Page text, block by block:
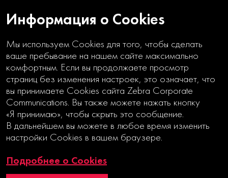
ПРЕИМУЩЕСТВА
ИНТЕГРИРОВАННОГО
ФОРМАТА
Интегрированный годовой отчет
Информация о Cookies
Мы используем Cookies для того, чтобы сделать
ваше пребывание на нашем сайте максимально
комфортным. Если вы продолжаете просмотр
страниц без изменения настроек, это означает, что
вы принимаете Cookies сайта Zebra Corporate
Communications. Вы также можете нажать кнопку
«Я принимаю», чтобы скрыть это сообщение.
В дальнейшем вы можете в любое время изменить
настройки Cookies в вашем браузере.
Подробнее о Cookies